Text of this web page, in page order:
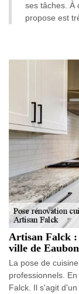
ses tâches. À
propose est
Artisan Falck :
ville de
La pose de
professionnels.
Falck. Il s'agit